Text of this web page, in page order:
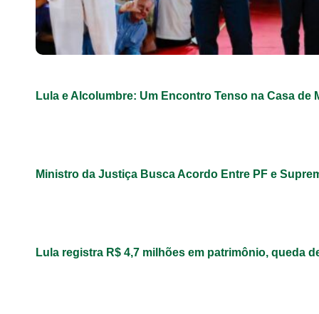
Lula e Alcolumbre: Um Encontro Tenso na Casa de
Ministro da Justiça Busca Acordo Entre PF e
Lula registra R$ 4,7 milhões em patrimônio, queda